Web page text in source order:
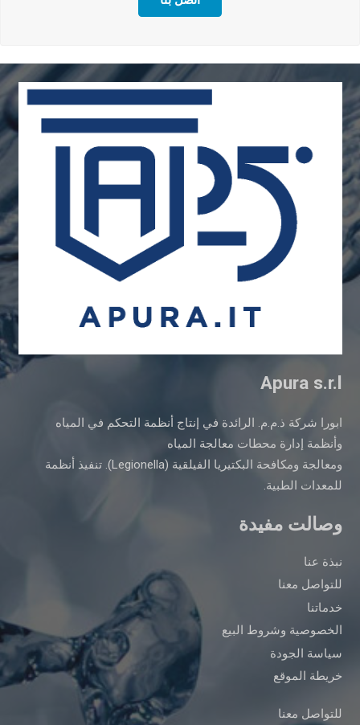
Apura s.r.l
ابورا شركة ذ.م.م. الرائدة في إنتاج أنظمة التحكم في المياه
وأنظمة إدارة محطات معالجة المياه
ومعالجة ومكافحة البكتيريا الفيلقية (Legionella). تنفيذ أنظمة
للمعدات الطبية.
وصالت مفيدة
نبذة عنا
للتواصل معنا
خدماتنا
الخصوصية وشروط البيع
سياسة الجودة
خريطة الموقع
للتواصل معنا